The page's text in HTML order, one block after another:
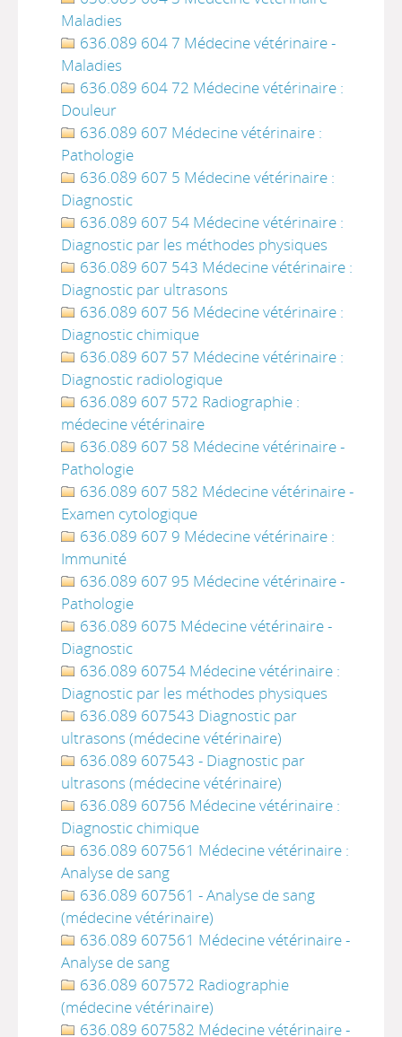
Maladies
636.089 604 7 Médecine vétérinaire -
Maladies
636.089 604 72 Médecine vétérinaire :
Douleur
636.089 607 Médecine vétérinaire :
Pathologie
636.089 607 5 Médecine vétérinaire :
Diagnostic
636.089 607 54 Médecine vétérinaire :
Diagnostic par les méthodes physiques
636.089 607 543 Médecine vétérinaire :
Diagnostic par ultrasons
636.089 607 56 Médecine vétérinaire :
Diagnostic chimique
636.089 607 57 Médecine vétérinaire :
Diagnostic radiologique
636.089 607 572 Radiographie :
médecine vétérinaire
636.089 607 58 Médecine vétérinaire -
Pathologie
636.089 607 582 Médecine vétérinaire -
Examen cytologique
636.089 607 9 Médecine vétérinaire :
Immunité
636.089 607 95 Médecine vétérinaire -
Pathologie
636.089 6075 Médecine vétérinaire -
Diagnostic
636.089 60754 Médecine vétérinaire :
Diagnostic par les méthodes physiques
636.089 607543 Diagnostic par
ultrasons (médecine vétérinaire)
636.089 607543 - Diagnostic par
ultrasons (médecine vétérinaire)
636.089 60756 Médecine vétérinaire :
Diagnostic chimique
636.089 607561 Médecine vétérinaire :
Analyse de sang
636.089 607561 - Analyse de sang
(médecine vétérinaire)
636.089 607561 Médecine vétérinaire -
Analyse de sang
636.089 607572 Radiographie
(médecine vétérinaire)
636.089 607582 Médecine vétérinaire -